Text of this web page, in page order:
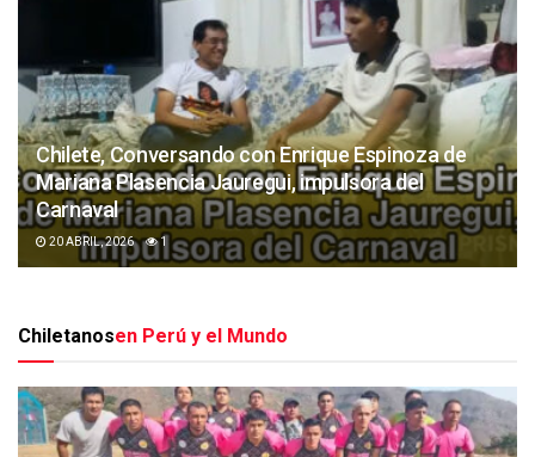
Chilete, Conversando con Enrique Espinoza de
Mariana Plasencia Jauregui, impulsora del
Carnaval
20 ABRIL, 2026 1
Chiletanosen Perú y el Mundo